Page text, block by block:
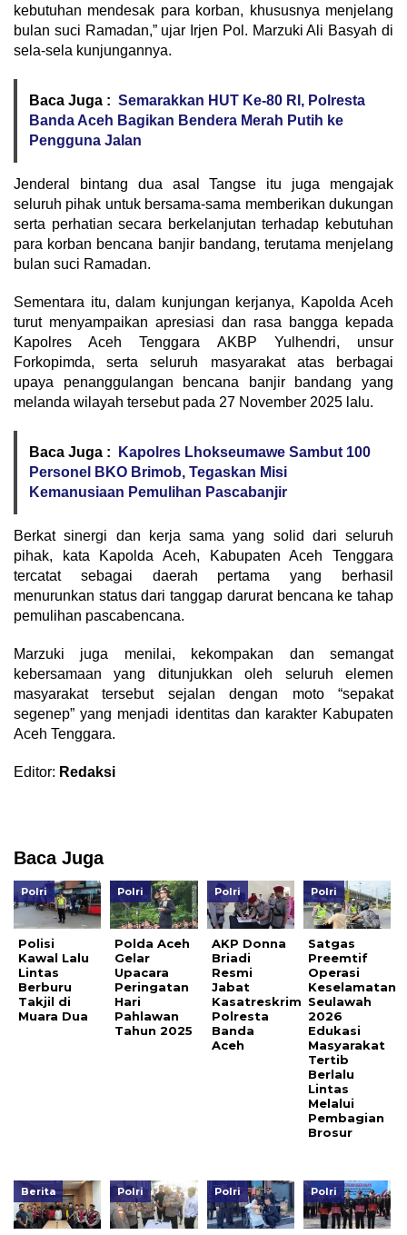
kebutuhan mendesak para korban, khususnya menjelang
bulan suci Ramadan,” ujar Irjen Pol. Marzuki Ali Basyah di
sela-sela kunjungannya.
Baca Juga : Semarakkan HUT Ke-80 RI, Polresta
Banda Aceh Bagikan Bendera Merah Putih ke
Pengguna Jalan
Jenderal bintang dua asal Tangse itu juga mengajak
seluruh pihak untuk bersama-sama memberikan dukungan
serta perhatian secara berkelanjutan terhadap kebutuhan
para korban bencana banjir bandang, terutama menjelang
bulan suci Ramadan.
Sementara itu, dalam kunjungan kerjanya, Kapolda Aceh
turut menyampaikan apresiasi dan rasa bangga kepada
Kapolres Aceh Tenggara AKBP Yulhendri, unsur
Forkopimda, serta seluruh masyarakat atas berbagai
upaya penanggulangan bencana banjir bandang yang
melanda wilayah tersebut pada 27 November 2025 lalu.
Baca Juga :
Kapolres Lhokseumawe Sambut 100
Personel BKO Brimob, Tegaskan Misi
Kemanusiaan Pemulihan Pascabanjir
Berkat sinergi dan kerja sama yang solid dari seluruh
pihak, kata Kapolda Aceh, Kabupaten Aceh Tenggara
tercatat sebagai daerah pertama yang berhasil
menurunkan status dari tanggap darurat bencana ke tahap
pemulihan pascabencana.
Marzuki juga menilai, kekompakan dan semangat
kebersamaan yang ditunjukkan oleh seluruh elemen
masyarakat tersebut sejalan dengan moto “sepakat
segenep” yang menjadi identitas dan karakter Kabupaten
Aceh Tenggara.
Editor: Redaksi
Baca Juga
Polri
Polisi
Kawal Lalu
Lintas
Berburu
Takjil di
Muara Dua
Polri
Polda Aceh
Gelar
Upacara
Peringatan
Hari
Pahlawan
Tahun 2025
Polri
AKP Donna
Briadi
Resmi
Jabat
Kasatreskrim
Polresta
Banda
Aceh
Polri
Satgas
Preemtif
Operasi
Keselamatan
Seulawah
2026
Edukasi
Masyarakat
Tertib
Berlalu
Lintas
Melalui
Pembagian
Brosur
Berita Polri Polri Polri